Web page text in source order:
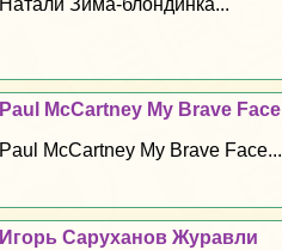
Paul McCartney My Brave Face
Paul McCartney My Brave Face...
Игорь Саруханов Журавли